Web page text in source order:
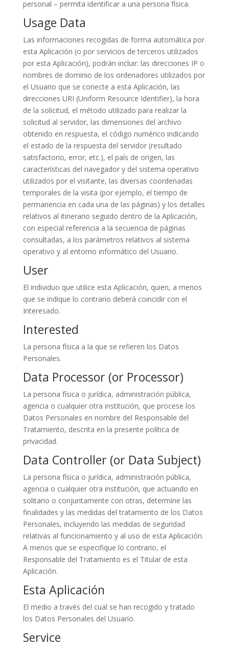
personal – permita identificar a una persona física.
Usage Data
Las informaciones recogidas de forma automática por
esta Aplicación (o por servicios de terceros utilizados
por esta Aplicación), podrán incluir: las direcciones IP o
nombres de dominio de los ordenadores utilizados por
el Usuario que se conecte a esta Aplicación, las
direcciones URI (Uniform Resource Identifier), la hora
de la solicitud, el método utilizado para realizar la
solicitud al servidor, las dimensiones del archivo
obtenido en respuesta, el código numérico indicando
el estado de la respuesta del servidor (resultado
satisfactorio, error, etc.), el país de origen, las
características del navegador y del sistema operativo
utilizados por el visitante, las diversas coordenadas
temporales de la visita (por ejemplo, el tiempo de
permanencia en cada una de las páginas) y los detalles
relativos al itinerario seguido dentro de la Aplicación,
con especial referencia a la secuencia de páginas
consultadas, a los parámetros relativos al sistema
operativo y al entorno informático del Usuario.
User
El individuo que utilice esta Aplicación, quien, a menos
que se indique lo contrario deberá coincidir con el
Interesado.
Interested
La persona física a la que se refieren los Datos
Personales.
Data Processor (or Processor)
La persona física o jurídica, administración pública,
agencia o cualquier otra institución, que procese los
Datos Personales en nombre del Responsable del
Tratamiento, descrita en la presente política de
privacidad.
Data Controller (or Data Subject)
La persona física o jurídica, administración pública,
agencia o cualquier otra institución, que actuando en
solitario o conjuntamente con otras, determine las
finalidades y las medidas del tratamiento de los Datos
Personales, incluyendo las medidas de seguridad
relativas al funcionamiento y al uso de esta Aplicación.
A menos que se especifique lo contrario, el
Responsable del Tratamiento es el Titular de esta
Aplicación.
Esta Aplicación
El medio a través del cual se han recogido y tratado
los Datos Personales del Usuario.
Service